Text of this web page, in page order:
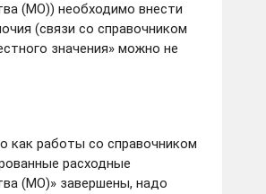
(МО)) необходимо внести
(связи со справочником
значения» можно не
как работы со справочником
расходные
(МО)» завершены, надо